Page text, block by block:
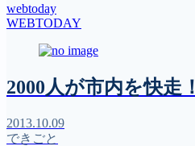
webtoday
WEBTODAY
2000人が市内を快走！
2013.10.09
できごと